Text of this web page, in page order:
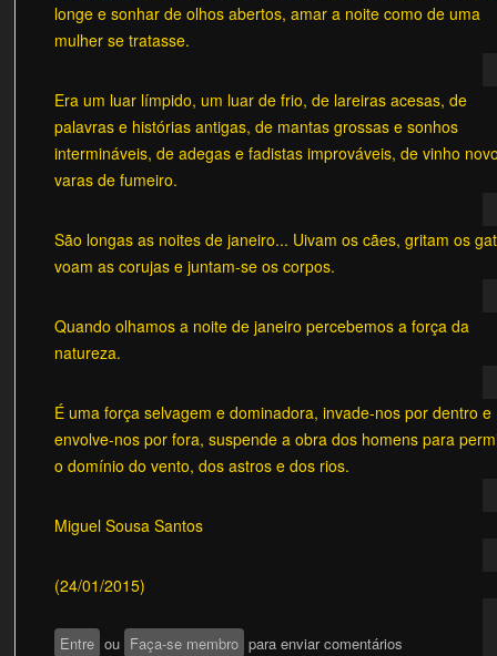
longe e sonhar de olhos abertos, amar a noite como de uma
mulher se tratasse.
Era um luar límpido, um luar de frio, de lareiras acesas, de
palavras e histórias antigas, de mantas grossas e sonhos
intermináveis, de adegas e fadistas improváveis, de vinho
varas de fumeiro.
São longas as noites de janeiro... Uivam os cães, gritam os
voam as corujas e juntam-se os corpos.
Quando olhamos a noite de janeiro percebemos a força da
natureza.
É uma força selvagem e dominadora, invade-nos por dentro e
envolve-nos por fora, suspende a obra dos homens para
o domínio do vento, dos astros e dos rios.
Miguel Sousa Santos
(24/01/2015)
Entre ou Faça-se membro para enviar comentários